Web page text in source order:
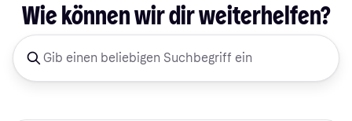
Wie können wir dir weiterhelfen?